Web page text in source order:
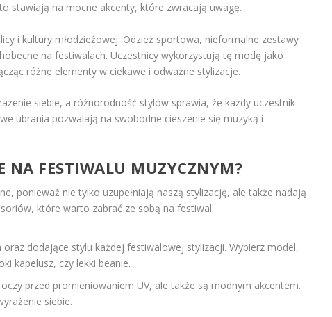
stawiają na mocne akcenty, które zwracają uwagę.
i kultury młodzieżowej. Odzież sportowa, nieformalne zestawy
na festiwalach. Uczestnicy wykorzystują tę modę jako
różne elementy w ciekawe i odważne stylizacje.
siebie, a różnorodność stylów sprawia, że każdy uczestnik
ubrania pozwalają na swobodne cieszenie się muzyką i
NA FESTIWALU MUZYCZNYM?
ponieważ nie tylko uzupełniają naszą stylizację, ale także nadają
które warto zabrać ze sobą na festiwal:
dodające stylu każdej festiwalowej stylizacji. Wybierz model,
kapelusz, czy lekki beanie.
przed promieniowaniem UV, ale także są modnym akcentem.
siebie.